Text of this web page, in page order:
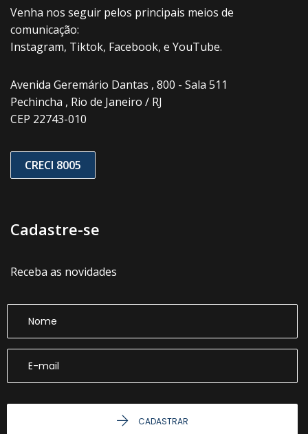
Venha nos seguir pelos principais meios de
comunicação:
Instagram, Tiktok, Facebook, e YouTube.
Avenida Geremário Dantas , 800 - Sala 511
Pechincha , Rio de Janeiro / RJ
CEP 22743-010
CRECI 8005
Cadastre-se
Receba as novidades
CADASTRAR